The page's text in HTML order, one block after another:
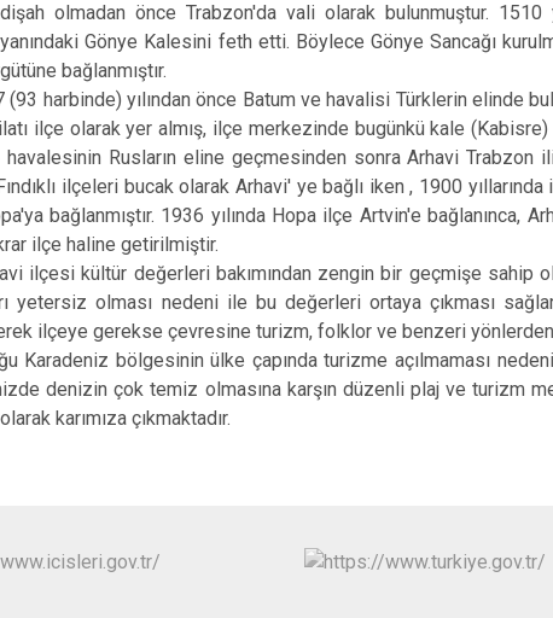
olmadan önce Trabzon'da vali olarak bulunmuştur.
Gönye Kalesini feth etti. Böylece Gönye Sancağı
bağlanmıştır.
harbinde) yılından önce Batum ve havalisi Türklerin elinde
ilçe olarak yer almış, ilçe merkezinde bugünkü kale
Rusların eline geçmesinden sonra Arhavi Trabzon
ilçeleri bucak olarak Arhavi' ye bağlı iken , 1900
bağlanmıştır. 1936 yılında Hopa ilçe Artvin'e bağlanınca,
ilçe haline getiril­miştir.
kültür değerleri bakımından zengin bir geçmişe sahip
yetersiz olması nedeni ile bu değerleri ortaya çıkması
ilçeye gerekse çevresine turizm, folklor ve benzeri yönlerden
bölgesinin ülke çapında turizme açılmaması
denizin çok temiz olmasına karşın düzenli plaj ve turizm
karımıza çıkmaktadır.